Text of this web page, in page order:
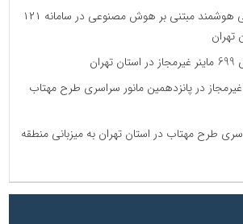
رونمایی از پاسخگویی هوشمند مبتنی بر هوش مصنوعی در سامانه ۱۲۱
تهران
۴۰۲ برق غیرمجاز در پانزدهمین مانور سراسری طرح مهتاب
طرح مهتاب در استان تهران به میزبانی منطقه